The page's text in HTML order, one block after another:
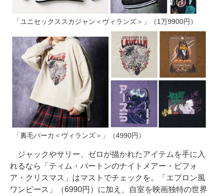
「ユニセックススカジャン＜ヴィランズ＞」（1万9900円）
「裏毛パーカ＜ヴィランズ＞」（4990円）
ジャックやサリー、ゼロが描かれたアイテムを手に入
れるなら「ティム・バートンのナイトメアー・ビフォ
ア・クリスマス」はマストでチェックを。「エプロン風
ワンピース」（6990円）に加え、自室を映画独特の世界